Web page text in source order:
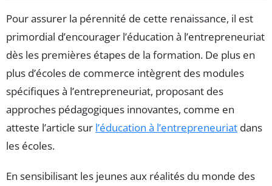
Pour assurer la pérennité de cette renaissance, il est
primordial d’encourager l’éducation à l’entrepreneuriat
dès les premières étapes de la formation. De plus en
plus d’écoles de commerce intègrent des modules
spécifiques à l’entrepreneuriat, proposant des
approches pédagogiques innovantes, comme en
atteste l’article sur l’éducation à l’entrepreneuriat dans
les écoles.
En sensibilisant les jeunes aux réalités du monde des